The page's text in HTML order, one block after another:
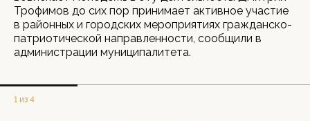
Трофимов до сих пор принимает активное участие
в районных и городских мероприятиях гражданско-
патриотической направленности, сообщили в
администрации муниципалитета.
1 из 4